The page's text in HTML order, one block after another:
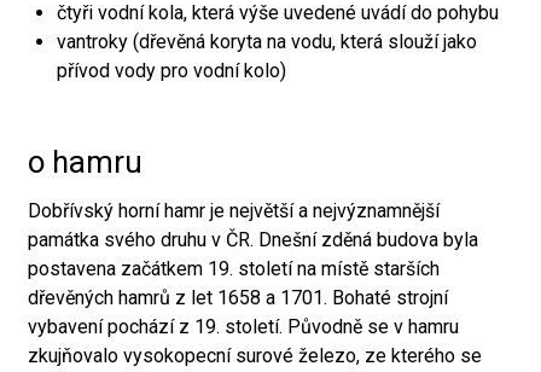
čtyři vodní kola, která výše uvedené uvádí do pohybu
vantroky (dřevěná koryta na vodu, která slouží jako
přívod vody pro vodní kolo)
o hamru
Dobřívský horní hamr je největší a nejvýznamnější
památka svého druhu v ČR. Dnešní zděná budova byla
postavena začátkem 19. století na místě starších
dřevěných hamrů z let 1658 a 1701. Bohaté strojní
vybavení pochází z 19. století. Původně se v hamru
zkujňovalo vysokopecní surové železo, ze kterého se